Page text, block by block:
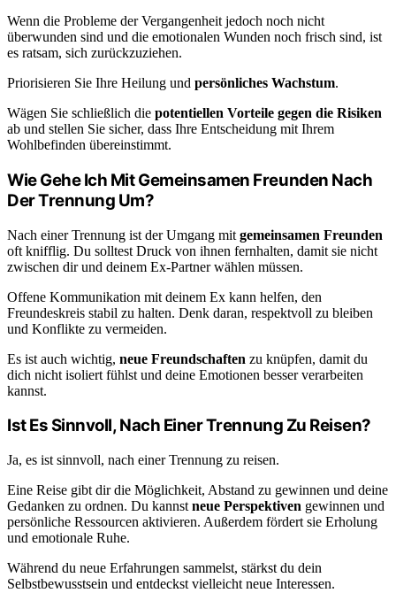
Wenn die Probleme der Vergangenheit jedoch noch nicht
überwunden sind und die emotionalen Wunden noch frisch sind, ist
es ratsam, sich zurückzuziehen.
Priorisieren Sie Ihre Heilung und persönliches Wachstum.
Wägen Sie schließlich die potentiellen Vorteile gegen die Risiken
ab und stellen Sie sicher, dass Ihre Entscheidung mit Ihrem
Wohlbefinden übereinstimmt.
Wie Gehe Ich Mit Gemeinsamen Freunden Nach
Der Trennung Um?
Nach einer Trennung ist der Umgang mit gemeinsamen Freunden
oft knifflig. Du solltest Druck von ihnen fernhalten, damit sie nicht
zwischen dir und deinem Ex-Partner wählen müssen.
Offene Kommunikation mit deinem Ex kann helfen, den
Freundeskreis stabil zu halten. Denk daran, respektvoll zu bleiben
und Konflikte zu vermeiden.
Es ist auch wichtig, neue Freundschaften zu knüpfen, damit du
dich nicht isoliert fühlst und deine Emotionen besser verarbeiten
kannst.
Ist Es Sinnvoll, Nach Einer Trennung Zu Reisen?
Ja, es ist sinnvoll, nach einer Trennung zu reisen.
Eine Reise gibt dir die Möglichkeit, Abstand zu gewinnen und deine
Gedanken zu ordnen. Du kannst neue Perspektiven gewinnen und
persönliche Ressourcen aktivieren. Außerdem fördert sie Erholung
und emotionale Ruhe.
Während du neue Erfahrungen sammelst, stärkst du dein
Selbstbewusstsein und entdeckst vielleicht neue Interessen.